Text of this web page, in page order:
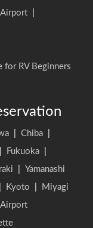
Airport
for RV Beginners
Chiba
Fukuoka
Yamanashi
Kyoto
Miyagi
Airport